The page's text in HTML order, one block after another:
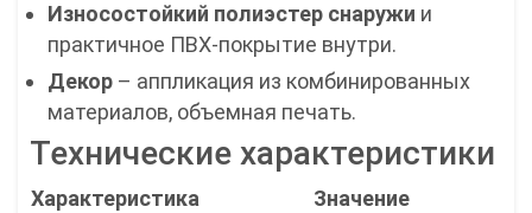
Износостойкий полиэстер снаружи и
практичное ПВХ-покрытие внутри.
Декор – аппликация из комбинированных
материалов, объемная печать.
Технические характеристики
Характеристика
Значение